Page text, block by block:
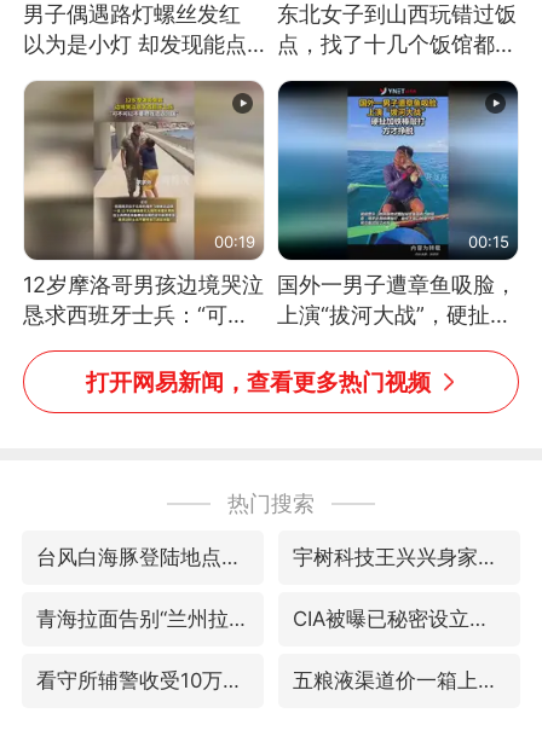
男子偶遇路灯螺丝发红
以为是小灯 却发现能点
燃香烟 当事人：已报警
处理
东北女子到山西玩错过饭
点，找了十几个饭馆都没
开门：午休到几点
00:19
12岁摩洛哥男孩边境哭泣
恳求西班牙士兵：“可不
可以不要把我遣返回国”
00:15
国外一男子遭章鱼吸脸，
上演“拔河大战”，硬扯加
铁棒敲打方才挣脱
打开网易新闻，查看更多热门视频
热门搜索
台风白海豚登陆地点更新 宇树科技王兴兴身家有望超200亿元
青海拉面告别“兰州拉面” CIA被曝已秘密设立古巴工作组
看守所辅警收受10万获刑1年 五粮液渠道价一箱上涨近百元